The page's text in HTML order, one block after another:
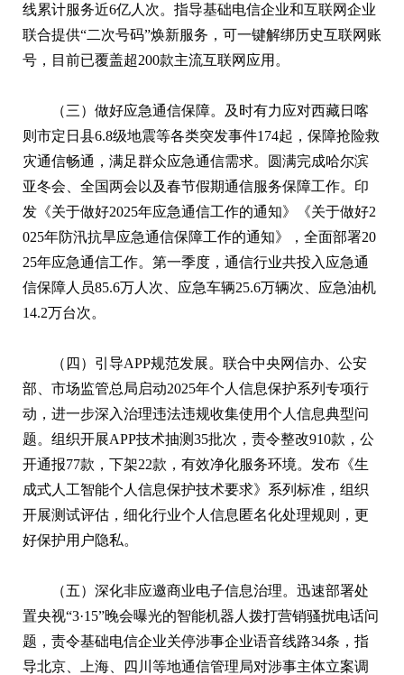
线累计服务近6亿人次。指导基础电信企业和互联网企业
联合提供“二次号码”焕新服务，可一键解绑历史互联网账
号，目前已覆盖超200款主流互联网应用。
（三）做好应急通信保障。及时有力应对西藏日喀
则市定日县6.8级地震等各类突发事件174起，保障抢险救
灾通信畅通，满足群众应急通信需求。圆满完成哈尔滨
亚冬会、全国两会以及春节假期通信服务保障工作。印
发《关于做好2025年应急通信工作的通知》《关于做好2
025年防汛抗旱应急通信保障工作的通知》，全面部署20
25年应急通信工作。第一季度，通信行业共投入应急通
信保障人员85.6万人次、应急车辆25.6万辆次、应急油机
14.2万台次。
（四）引导APP规范发展。联合中央网信办、公安
部、市场监管总局启动2025年个人信息保护系列专项行
动，进一步深入治理违法违规收集使用个人信息典型问
题。组织开展APP技术抽测35批次，责令整改910款，公
开通报77款，下架22款，有效净化服务环境。发布《生
成式人工智能个人信息保护技术要求》系列标准，组织
开展测试评估，细化行业个人信息匿名化处理规则，更
好保护用户隐私。
（五）深化非应邀商业电子信息治理。迅速部署处
置央视“3·15”晚会曝光的智能机器人拨打营销骚扰电话问
题，责令基础电信企业关停涉事企业语音线路34条，指
导北京、上海、四川等地通信管理局对涉事主体立案调